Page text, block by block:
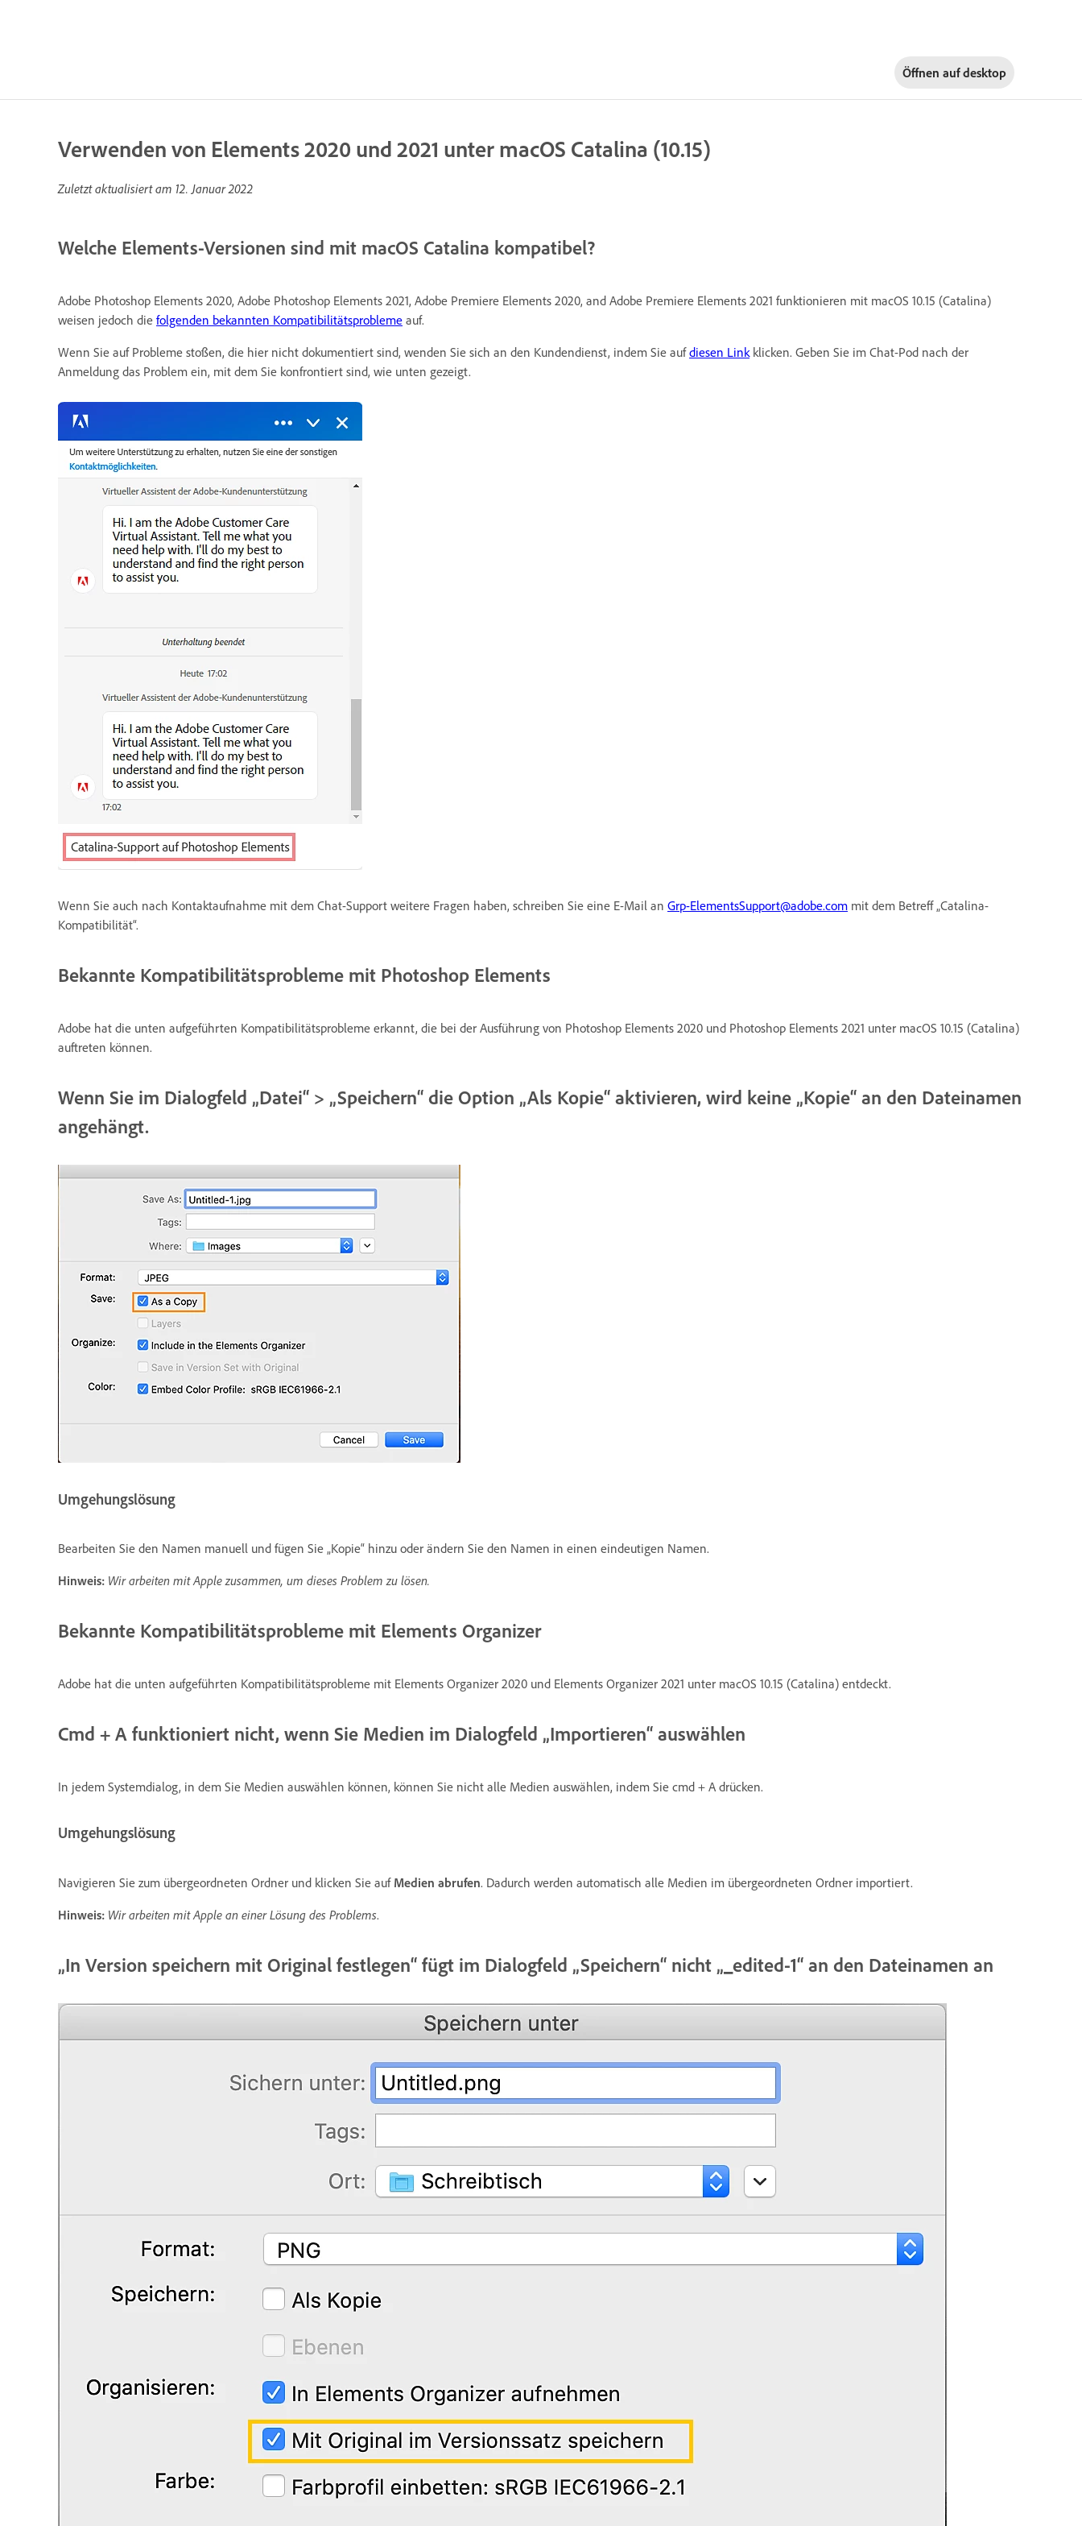
Öffnen aufdesktop
Verwenden von Elements 2020 und 2021 unter macOS Catalina (10.15)
Zuletzt aktualisiert am 12. Januar 2022
Welche Elements-Versionen sind mit macOS Catalina kompatibel?
Adobe Photoshop Elements 2020, Adobe Photoshop Elements 2021, Adobe Premiere Elements 2020, and Adobe Premiere Elements 2021 funktionieren mit macOS 10.15 (Catalina)
weisen jedoch die folgenden bekannten Kompatibilitätsprobleme auf.
Wenn Sie auf Probleme stoßen, die hier nicht dokumentiert sind, wenden Sie sich an den Kundendienst, indem Sie aufdiesen Link klicken. Geben Sie im Chat-Pod nach der
Anmeldung das Problem ein, mit dem Sie konfrontiert sind, wie unten gezeigt.
Wenn Sie auch nach Kontaktaufnahme mit dem Chat-Support weitere Fragen haben, schreiben Sie eine E-Mail an Grp-ElementsSupport@adobe.com mit dem Betreff „Catalina-
Kompatibilität“.
Bekannte Kompatibilitätsprobleme mit Photoshop Elements
Adobe hat die unten aufgeführten Kompatibilitätsprobleme erkannt, die bei der Ausführung von Photoshop Elements 2020 und Photoshop Elements 2021 unter macOS 10.15 (Catalina)
auftreten können.
Wenn Sie im Dialogfeld „Datei“ > „Speichern“ die Option „Als Kopie“ aktivieren, wird keine „Kopie“ an den Dateinamen
angehängt.
Umgehungslösung
Bearbeiten Sie den Namen manuell und fügen Sie „Kopie“ hinzu oder ändern Sie den Namen in einen eindeutigen Namen.
Hinweis: Wir arbeiten mit Apple zusammen, um dieses Problem zu lösen.
Bekannte Kompatibilitätsprobleme mit Elements Organizer
Adobe hat die unten aufgeführten Kompatibilitätsprobleme mit Elements Organizer 2020 und Elements Organizer 2021 unter macOS 10.15 (Catalina) entdeckt.
Cmd + A funktioniert nicht, wenn Sie Medien im Dialogfeld „Importieren“ auswählen
In jedem Systemdialog, in dem Sie Medien auswählen können, können Sie nicht alle Medien auswählen, indem Sie cmd + A drücken.
Umgehungslösung
Navigieren Sie zum übergeordneten Ordner und klicken Sie auf Medien abrufen. Dadurch werden automatisch alle Medien im übergeordneten Ordner importiert.
Hinweis: Wir arbeiten mit Apple an einer Lösung des Problems.
„In Version speichern mit Original festlegen“ fügt im Dialogfeld „Speichern“ nicht „_edited-1“ an den Dateinamen an